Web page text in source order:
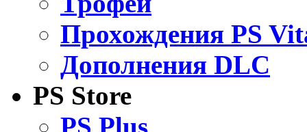
Прохождения PS
Дополнения DLC
PS Store